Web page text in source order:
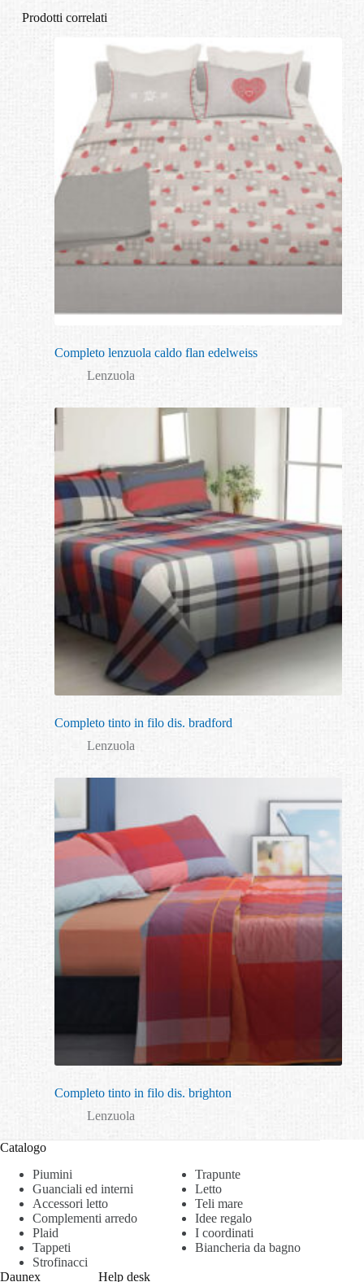
Prodotti correlati
Completo lenzuola caldo flan edelweiss
Lenzuola
Completo tinto in filo dis. bradford
Lenzuola
Completo tinto in filo dis. brighton
Lenzuola
Catalogo
Piumini
Trapunte
Guanciali ed interni
Letto
Accessori letto
Teli mare
Complementi arredo
Idee regalo
Plaid
I coordinati
Tappeti
Biancheria da bagno
Strofinacci
Daunex
Help desk